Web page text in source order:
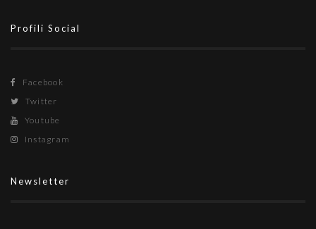
Profili Social
Facebook
Twitter
Youtube
Instagram
Newsletter